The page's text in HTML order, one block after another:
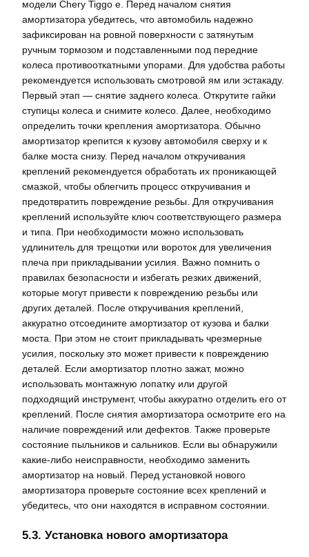
модели Chery Tiggo e. Перед началом снятия
амортизатора убедитесь, что автомобиль надежно
зафиксирован на ровной поверхности с затянутым
ручным тормозом и подставленными под передние
колеса противооткатными упорами. Для удобства работы
рекомендуется использовать смотровой ям или эстакаду.
Первый этап — снятие заднего колеса. Открутите гайки
ступицы колеса и снимите колесо. Далее, необходимо
определить точки крепления амортизатора. Обычно
амортизатор крепится к кузову автомобиля сверху и к
балке моста снизу. Перед началом откручивания
креплений рекомендуется обработать их проникающей
смазкой, чтобы облегчить процесс откручивания и
предотвратить повреждение резьбы. Для откручивания
креплений используйте ключ соответствующего размера
и типа. При необходимости можно использовать
удлинитель для трещотки или вороток для увеличения
плеча при прикладывании усилия. Важно помнить о
правилах безопасности и избегать резких движений,
которые могут привести к повреждению резьбы или
других деталей. После откручивания креплений,
аккуратно отсоедините амортизатор от кузова и балки
моста. При этом не стоит прикладывать чрезмерные
усилия, поскольку это может привести к повреждению
деталей. Если амортизатор плотно зажат, можно
использовать монтажную лопатку или другой
подходящий инструмент, чтобы аккуратно отделить его от
креплений. После снятия амортизатора осмотрите его на
наличие повреждений или дефектов. Также проверьте
состояние пыльников и сальников. Если вы обнаружили
какие-либо неисправности, необходимо заменить
амортизатор на новый. Перед установкой нового
амортизатора проверьте состояние всех креплений и
убедитесь, что они находятся в исправном состоянии.
5.3. Установка нового амортизатора